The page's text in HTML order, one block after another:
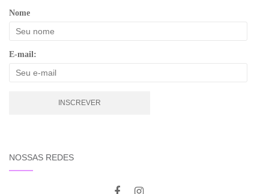
Nome
E-mail:
NOSSAS REDES